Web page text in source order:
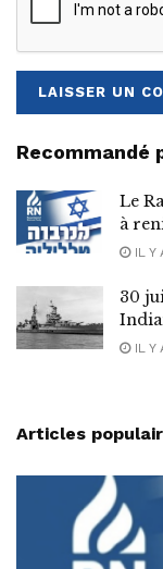
Recommandé
Le
à
IL Y
30
IL Y
Articles